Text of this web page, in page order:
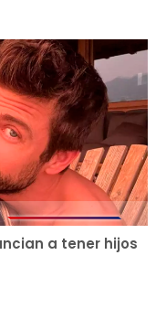
a tener hijos